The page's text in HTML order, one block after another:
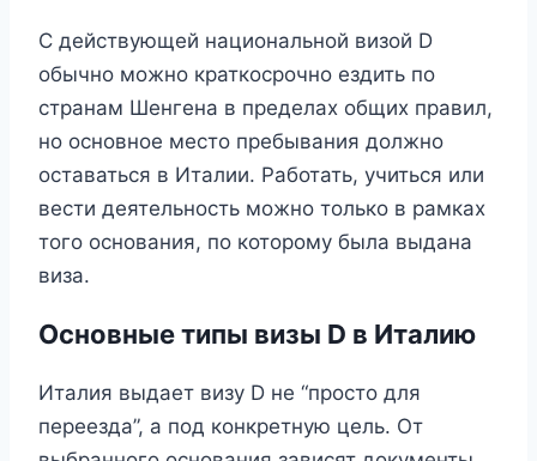
С действующей национальной визой D
обычно можно краткосрочно ездить по
странам Шенгена в пределах общих правил,
но основное место пребывания должно
оставаться в Италии. Работать, учиться или
вести деятельность можно только в рамках
того основания, по которому была выдана
виза.
Основные типы визы D в Италию
Италия выдает визу D не “просто для
переезда”, а под конкретную цель. От